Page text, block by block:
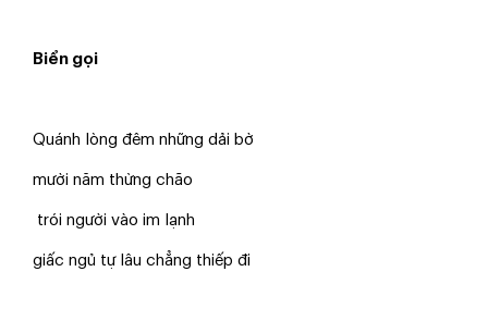
Biển gọi
Quánh lòng đêm những dải bờ
mười năm thừng chão
trói người vào im lạnh
giấc ngủ tự lâu chẳng thiếp đi